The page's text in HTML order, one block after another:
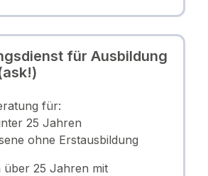
für Ausbildung
für:
25 Jahren
ohne Erstausbildung
über 25 Jahren mit